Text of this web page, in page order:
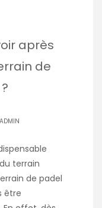
après
de
ADMIN
terrain
de padel
être